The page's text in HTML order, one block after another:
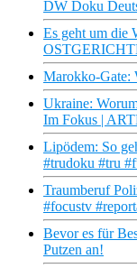
DW Doku
Es geht um die
Marokko-Gate:
Ukraine:
Im Fokus |
Lipödem: So
#trudoku #tru
Traumberuf
#focustv
Bevor es für
Putzen an!